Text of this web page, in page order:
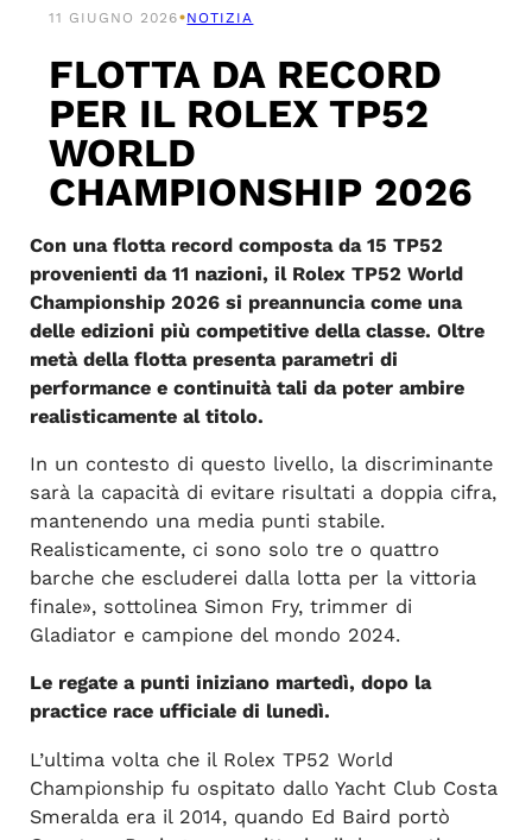
11 GIUGNO 2026•NOTIZIA
FLOTTA DA RECORD
PER IL ROLEX TP52
WORLD
CHAMPIONSHIP 2026
Con una flotta record composta da 15 TP52
provenienti da 11 nazioni, il Rolex TP52 World
Championship 2026 si preannuncia come una
delle edizioni più competitive della classe. Oltre
metà della flotta presenta parametri di
performance e continuità tali da poter ambire
realisticamente al titolo.
In un contesto di questo livello, la discriminante
sarà la capacità di evitare risultati a doppia cifra,
mantenendo una media punti stabile.
Realisticamente, ci sono solo tre o quattro
barche che escluderei dalla lotta per la vittoria
finale», sottolinea Simon Fry, trimmer di
Gladiator e campione del mondo 2024.
Le regate a punti iniziano martedì, dopo la
practice race ufficiale di lunedì.
L’ultima volta che il Rolex TP52 World
Championship fu ospitato dallo Yacht Club Costa
Smeralda era il 2014, quando Ed Baird portò